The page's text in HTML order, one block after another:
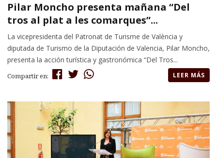
Pilar Moncho presenta mañana “Del
tros al plat a les comarques”...
La vicepresidenta del Patronat de Turisme de València y
diputada de Turismo de la Diputación de Valencia, Pilar Moncho,
presenta la acción turística y gastronómica “Del Tros...
Compartir en: LEER MÁS